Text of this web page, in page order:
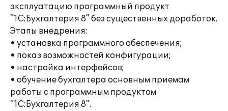
эксплуатацию программный продукт
"1C:Бухгалтерия 8" без существенных доработок.
Этапы внедрения:
• установка программного обеспечения;
• показ возможностей конфигурации;
• настройка интерфейсов;
• обучение бухгалтера основным приемам
работы с программным продуктом
"1С:Бухгалтерия 8".